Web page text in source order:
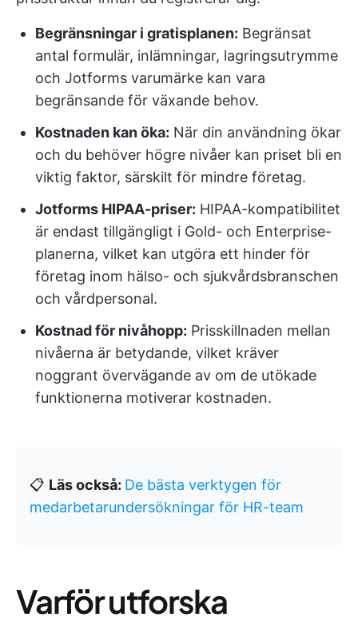
Begränsningar i gratisplanen: Begränsat
antal formulär, inlämningar, lagringsutrymme
och Jotforms varumärke kan vara
begränsande för växande behov.
Kostnaden kan öka: När din användning ökar
och du behöver högre nivåer kan priset bli en
viktig faktor, särskilt för mindre företag.
Jotforms HIPAA-priser: HIPAA-kompatibilitet
är endast tillgängligt i Gold- och Enterprise-
planerna, vilket kan utgöra ett hinder för
företag inom hälso- och sjukvårdsbranschen
och vårdpersonal.
Kostnad för nivåhopp: Prisskillnaden mellan
nivåerna är betydande, vilket kräver
noggrant övervägande av om de utökade
funktionerna motiverar kostnaden.
📋 Läs också: De bästa verktygen för
medarbetarundersökningar för HR-team
Varför utforska